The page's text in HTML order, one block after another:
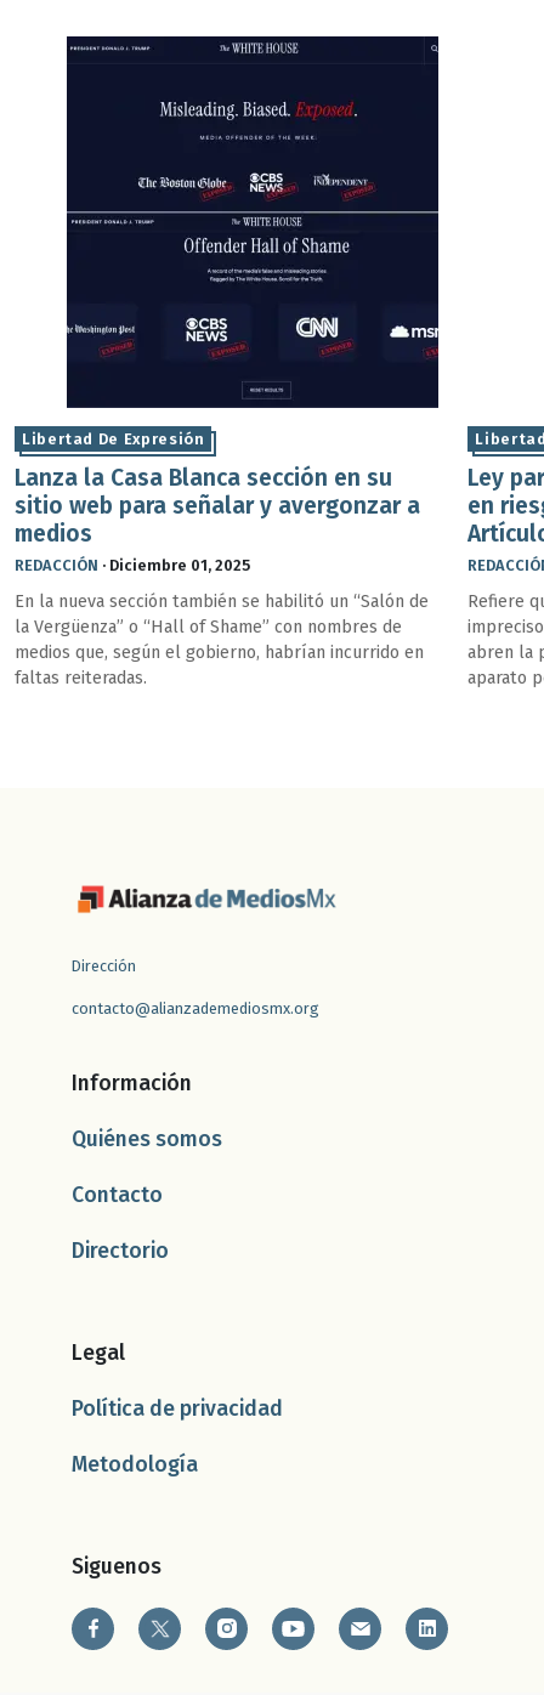
Libertad De Expresión
Lanza la Casa Blanca sección en su
sitio web para señalar y avergonzar a
medios
REDACCIÓN · Diciembre 01, 2025
En la nueva sección también se habilitó un “Salón de
la Vergüenza” o “Hall of Shame” con nombres de
medios que, según el gobierno, habrían incurrido en
faltas reiteradas.
Ley
en
Refiere
abren la
aparato
Dirección
contacto@alianzademediosmx.org
Información
Quiénes somos
Contacto
Directorio
Legal
Política de privacidad
Metodología
Siguenos